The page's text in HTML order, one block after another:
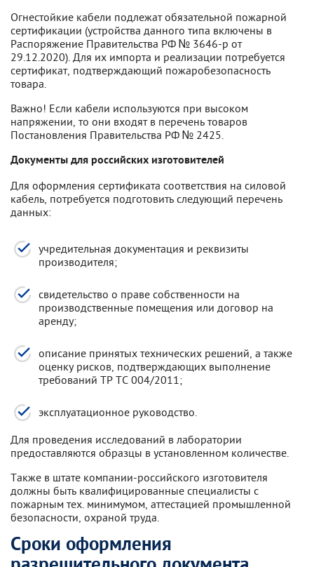
Огнестойкие кабели подлежат обязательной пожарной
сертификации (устройства данного типа включены в
Распоряжение Правительства РФ № 3646-р от
29.12.2020). Для их импорта и реализации потребуется
сертификат, подтверждающий пожаробезопасность
товара.
Важно! Если кабели используются при высоком
напряжении, то они входят в перечень товаров
Постановления Правительства РФ № 2425.
Документы для российских изготовителей
Для оформления сертификата соответствия на силовой
кабель, потребуется подготовить следующий перечень
данных:
учредительная документация и реквизиты
производителя;
свидетельство о праве собственности на
производственные помещения или договор на
аренду;
описание принятых технических решений, а также
оценку рисков, подтверждающих выполнение
требований ТР ТС 004/2011;
эксплуатационное руководство.
Для проведения исследований в лаборатории
предоставляются образцы в установленном количестве.
Также в штате компании-российского изготовителя
должны быть квалифицированные специалисты с
пожарным тех. минимумом, аттестацией промышленной
безопасности, охраной труда.
Сроки оформления